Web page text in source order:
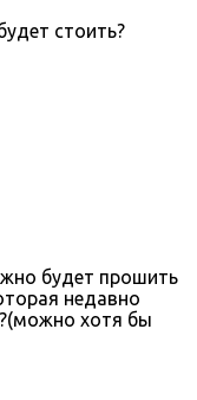
стоить?
будет прошить
недавно
хотя бы